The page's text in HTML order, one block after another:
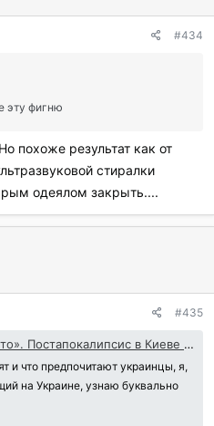
#434
эту фигню
похоже результат как от
стиралки
одеялом закрыть....
#435
в Киеве родил мысли о мире - ИА REGNUM
и что предпочитают украинцы, я,
на Украине, узнаю буквально